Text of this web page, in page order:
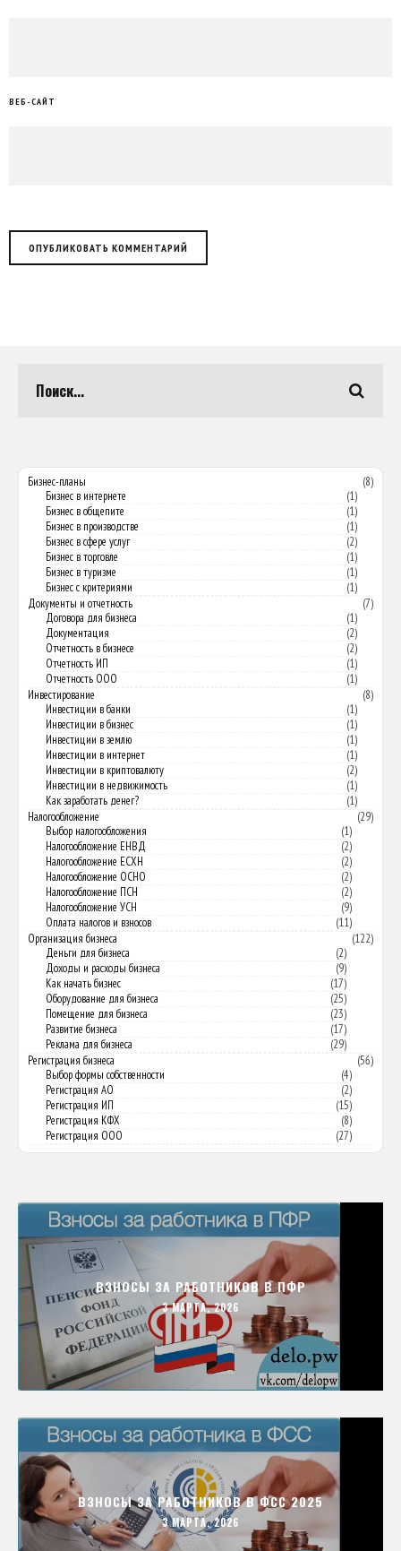
ВЕБ-САЙТ
Бизнес-планы
(8)
Бизнес в интернете
(1)
Бизнес в общепите
(1)
Бизнес в производстве
(1)
Бизнес в сфере услуг
(2)
Бизнес в торговле
(1)
Бизнес в туризме
(1)
Бизнес с критериями
(1)
Документы и отчетность
(7)
Договора для бизнеса
(1)
Документация
(2)
Отчетность в бизнесе
(2)
Отчетность ИП
(1)
Отчетность ООО
(1)
Инвестирование
(8)
Инвестиции в банки
(1)
Инвестиции в бизнес
(1)
Инвестиции в землю
(1)
Инвестиции в интернет
(1)
Инвестиции в криптовалюту
(2)
Инвестиции в недвижимость
(1)
Как заработать денег?
(1)
Налогообложение
(29)
Выбор налогообложения
(1)
Налогообложение ЕНВД
(2)
Налогообложение ЕСХН
(2)
Налогообложение ОСНО
(2)
Налогообложение ПСН
(2)
Налогообложение УСН
(9)
Оплата налогов и взносов
(11)
Организация бизнеса
(122)
Деньги для бизнеса
(2)
Доходы и расходы бизнеса
(9)
Как начать бизнес
(17)
Оборудование для бизнеса
(25)
Помещение для бизнеса
(23)
Развитие бизнеса
(17)
Реклама для бизнеса
(29)
Регистрация бизнеса
(56)
Выбор формы собственности
(4)
Регистрация АО
(2)
Регистрация ИП
(15)
Регистрация КФХ
(8)
Регистрация ООО
(27)
ВЗНОСЫ ЗА РАБОТНИКОВ В ПФР
3 МАРТА, 2026
ВЗНОСЫ ЗА РАБОТНИКОВ В ФСС 2025
3 МАРТА, 2026